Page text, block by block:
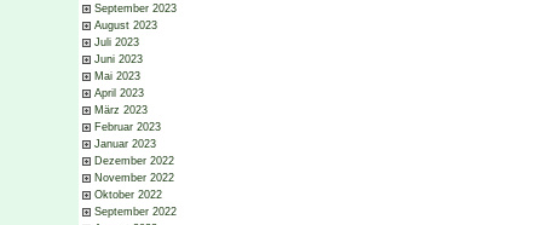
September 2023
August 2023
Juli 2023
Juni 2023
Mai 2023
April 2023
März 2023
Februar 2023
Januar 2023
Dezember 2022
November 2022
Oktober 2022
September 2022